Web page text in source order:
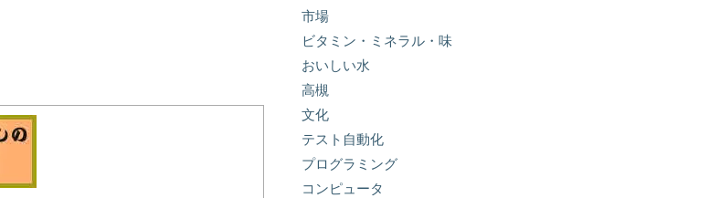
市場
ビタミン・ミネラル・味
おいしい水
高槻
文化
テスト自動化
プログラミング
コンピュータ